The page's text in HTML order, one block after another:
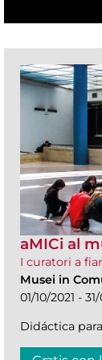
aMICi al
I curatori a
Musei in
01/10/2021 -
Didáctica